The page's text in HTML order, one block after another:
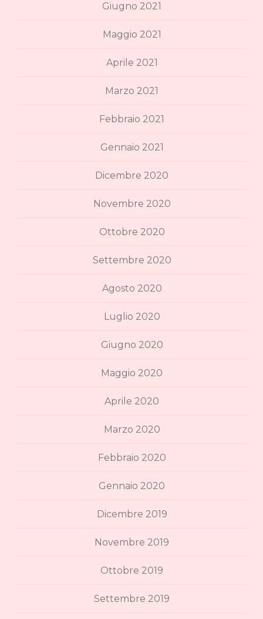
Giugno 2021
Maggio 2021
Aprile 2021
Marzo 2021
Febbraio 2021
Gennaio 2021
Dicembre 2020
Novembre 2020
Ottobre 2020
Settembre 2020
Agosto 2020
Luglio 2020
Giugno 2020
Maggio 2020
Aprile 2020
Marzo 2020
Febbraio 2020
Gennaio 2020
Dicembre 2019
Novembre 2019
Ottobre 2019
Settembre 2019